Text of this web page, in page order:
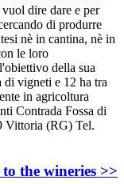
dire dare e per
di produrre
nè in cantina, nè in
le loro
della sua
di vigneti e 12 ha tra
in agricoltura
Contrada Fossa di
Vittoria (RG) Tel.
to the wineries >>